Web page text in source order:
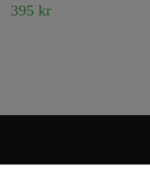
395 kr